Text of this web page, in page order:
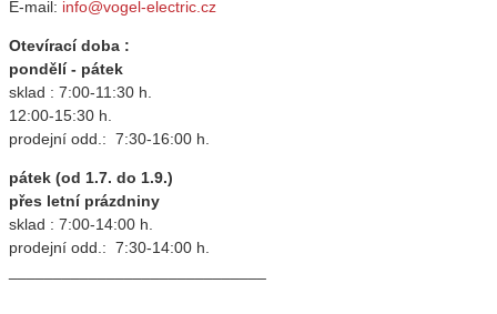
E-mail: info@vogel-electric.cz
Otevírací doba :
pondělí - pátek
sklad : 7:00-11:30 h.
12:00-15:30 h.
prodejní odd.: 7:30-16:00 h.
pátek (od 1.7. do 1.9.)
přes letní prázdniny
sklad : 7:00-14:00 h.
prodejní odd.: 7:30-14:00 h.